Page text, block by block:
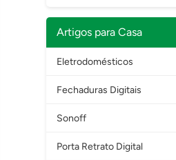
Artigos para Casa
Eletrodomésticos
Fechaduras Digitais
Sonoff
Porta Retrato Digital